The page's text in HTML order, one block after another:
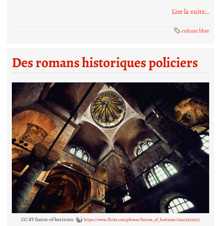
Lire la suite...
culture libre
Des romans historiques policiers
CC-BY fusion-of-horizons: https://www.flickr.com/photos/fusion_of_horizons/26402255613/